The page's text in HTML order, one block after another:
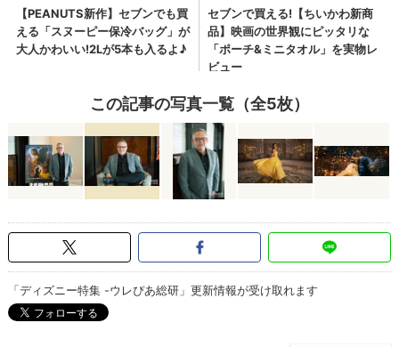
この記事の写真一覧（全5枚）
「ディズニー特集 -ウレぴあ総研」更新情報が受け取れます